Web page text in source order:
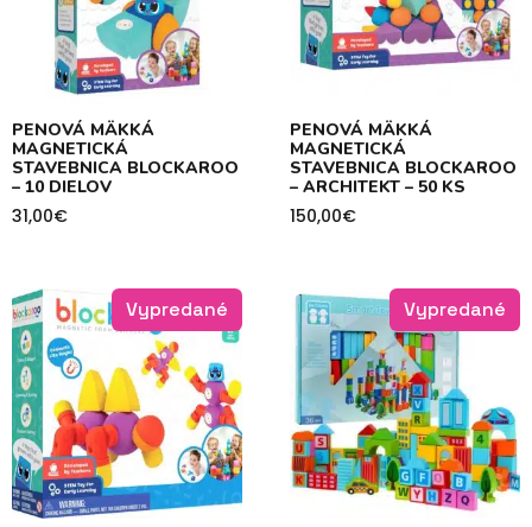
PENOVÁ MÄKKÁ
MAGNETICKÁ
STAVEBNICA BLOCKAROO
– 10 DIELOV
31,00€
PENOVÁ MÄKKÁ
MAGNETICKÁ
STAVEBNICA BLOCKAROO
– ARCHITEKT – 50 KS
150,00€
Vypredané Vypredané